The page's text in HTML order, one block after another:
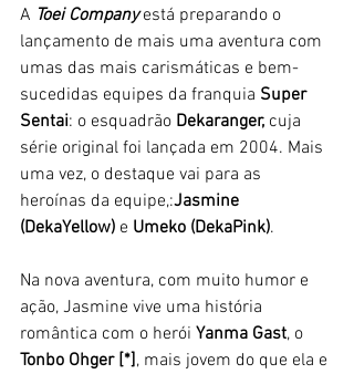
A Toei Company está preparando o
lançamento de mais uma aventura com
umas das mais carismáticas e bem-
sucedidas equipes da franquia Super
Sentai: o esquadrão Dekaranger, cuja
série original foi lançada em 2004. Mais
uma vez, o destaque vai para as
heroínas da equipe,:Jasmine
(DekaYellow) e Umeko (DekaPink).
Na nova aventura, com muito humor e
ação, Jasmine vive uma história
romântica com o herói Yanma Gast, o
Tonbo Ohger [*], mais jovem do que ela e